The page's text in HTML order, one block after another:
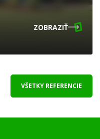
ZOBRAZIŤ
VŠETKY REFERENCIE